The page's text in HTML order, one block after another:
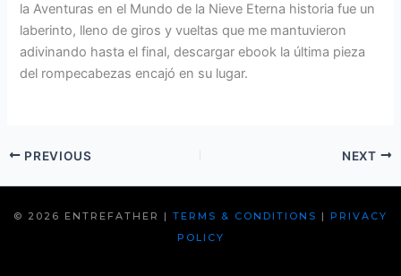
la Aventuras en el Mundo de la Nieve Eterna historia fue un
laberinto, lleno de giros y vueltas que me mantuvieron
adivinando hasta el final, descargar ebook la última pieza
del rompecabezas encajó en su lugar.
PREVIOUS NEXT
© 2026 ENTREFATHER | TERMS & CONDITIONS | PRIVACY
POLICY